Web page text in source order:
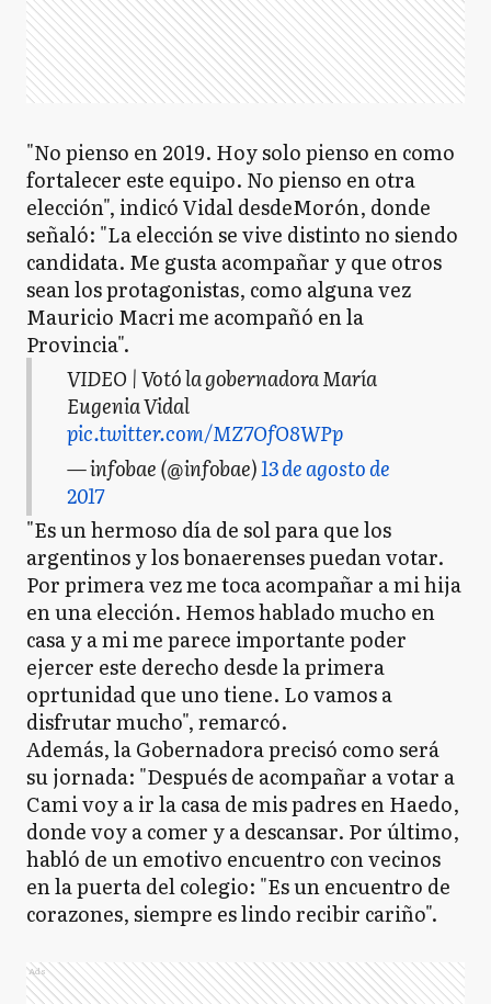
"No pienso en 2019. Hoy solo pienso en como
fortalecer este equipo. No pienso en otra
elección", indicó Vidal desdeMorón, donde
señaló: "La elección se vive distinto no siendo
candidata. Me gusta acompañar y que otros
sean los protagonistas, como alguna vez
Mauricio Macri me acompañó en la
Provincia".
VIDEO | Votó la gobernadora María
Eugenia Vidal
pic.twitter.com/MZ7OfO8WPp
— infobae (@infobae)13 de agosto de
2017
"Es un hermoso día de sol para que los
argentinos y los bonaerenses puedan votar.
Por primera vez me toca acompañar a mi hija
en una elección. Hemos hablado mucho en
casa y a mi me parece importante poder
ejercer este derecho desde la primera
oprtunidad que uno tiene. Lo vamos a
disfrutar mucho", remarcó.
Además, la Gobernadora precisó como será
su jornada: "Después de acompañar a votar a
Cami voy a ir la casa de mis padres en Haedo,
donde voy a comer y a descansar. Por último,
habló de un emotivo encuentro con vecinos
en la puerta del colegio: "Es un encuentro de
corazones, siempre es lindo recibir cariño".
Ads